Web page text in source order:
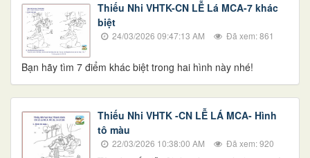
Thiếu Nhi VHTK-CN LỄ Lá MCA-7 khác
biệt
24/03/2026 09:47:13 AM Đã xem: 861
​​​​​​​​​​​​​​Bạn hãy tìm 7 điểm khác biệt trong hai hình này nhé!
Thiếu Nhi VHTK -CN LỄ LÁ MCA- Hình
tô màu
22/03/2026 10:38:00 AM Đã xem: 920